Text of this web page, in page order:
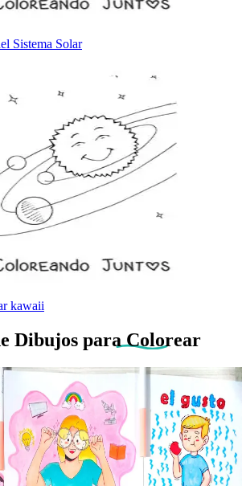
Sistema Solar
kawaii
Dibujos para Colorear